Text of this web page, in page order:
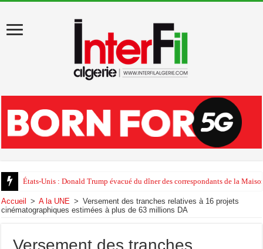
États-Unis : Donald Trump évacué du dîner des correspondants de la
Accueil > A la UNE > Versement des tranches relatives à 16 projets
cinématographiques estimées à plus de 63 millions DA
Versement des tranches